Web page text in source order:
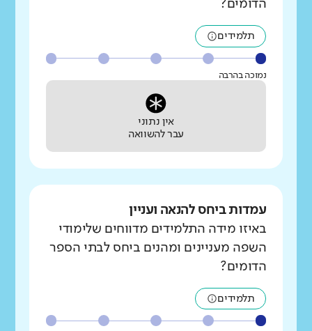
הדומים?
תלמידים
נמוכה בהרבה
אין נתוני
עבר להשוואה
עמדות ביחס להנאה ועניין
באיזו מידה התלמידים מדווחים שלימודי
השפה מעניינים ומהנים ביחס לבתי הספר
הדומים?
תלמידים